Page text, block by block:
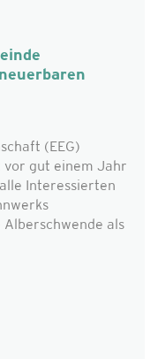
(EEG)
vor gut einem Jahr
Interessierten
als